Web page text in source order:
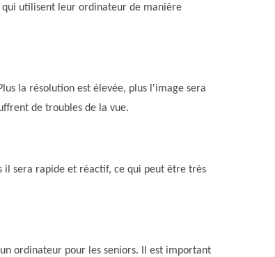
utilisent leur ordinateur de manière
la résolution est élevée, plus l'image sera
de troubles de la vue.
il sera rapide et réactif, ce qui peut être très
ordinateur pour les seniors. Il est important